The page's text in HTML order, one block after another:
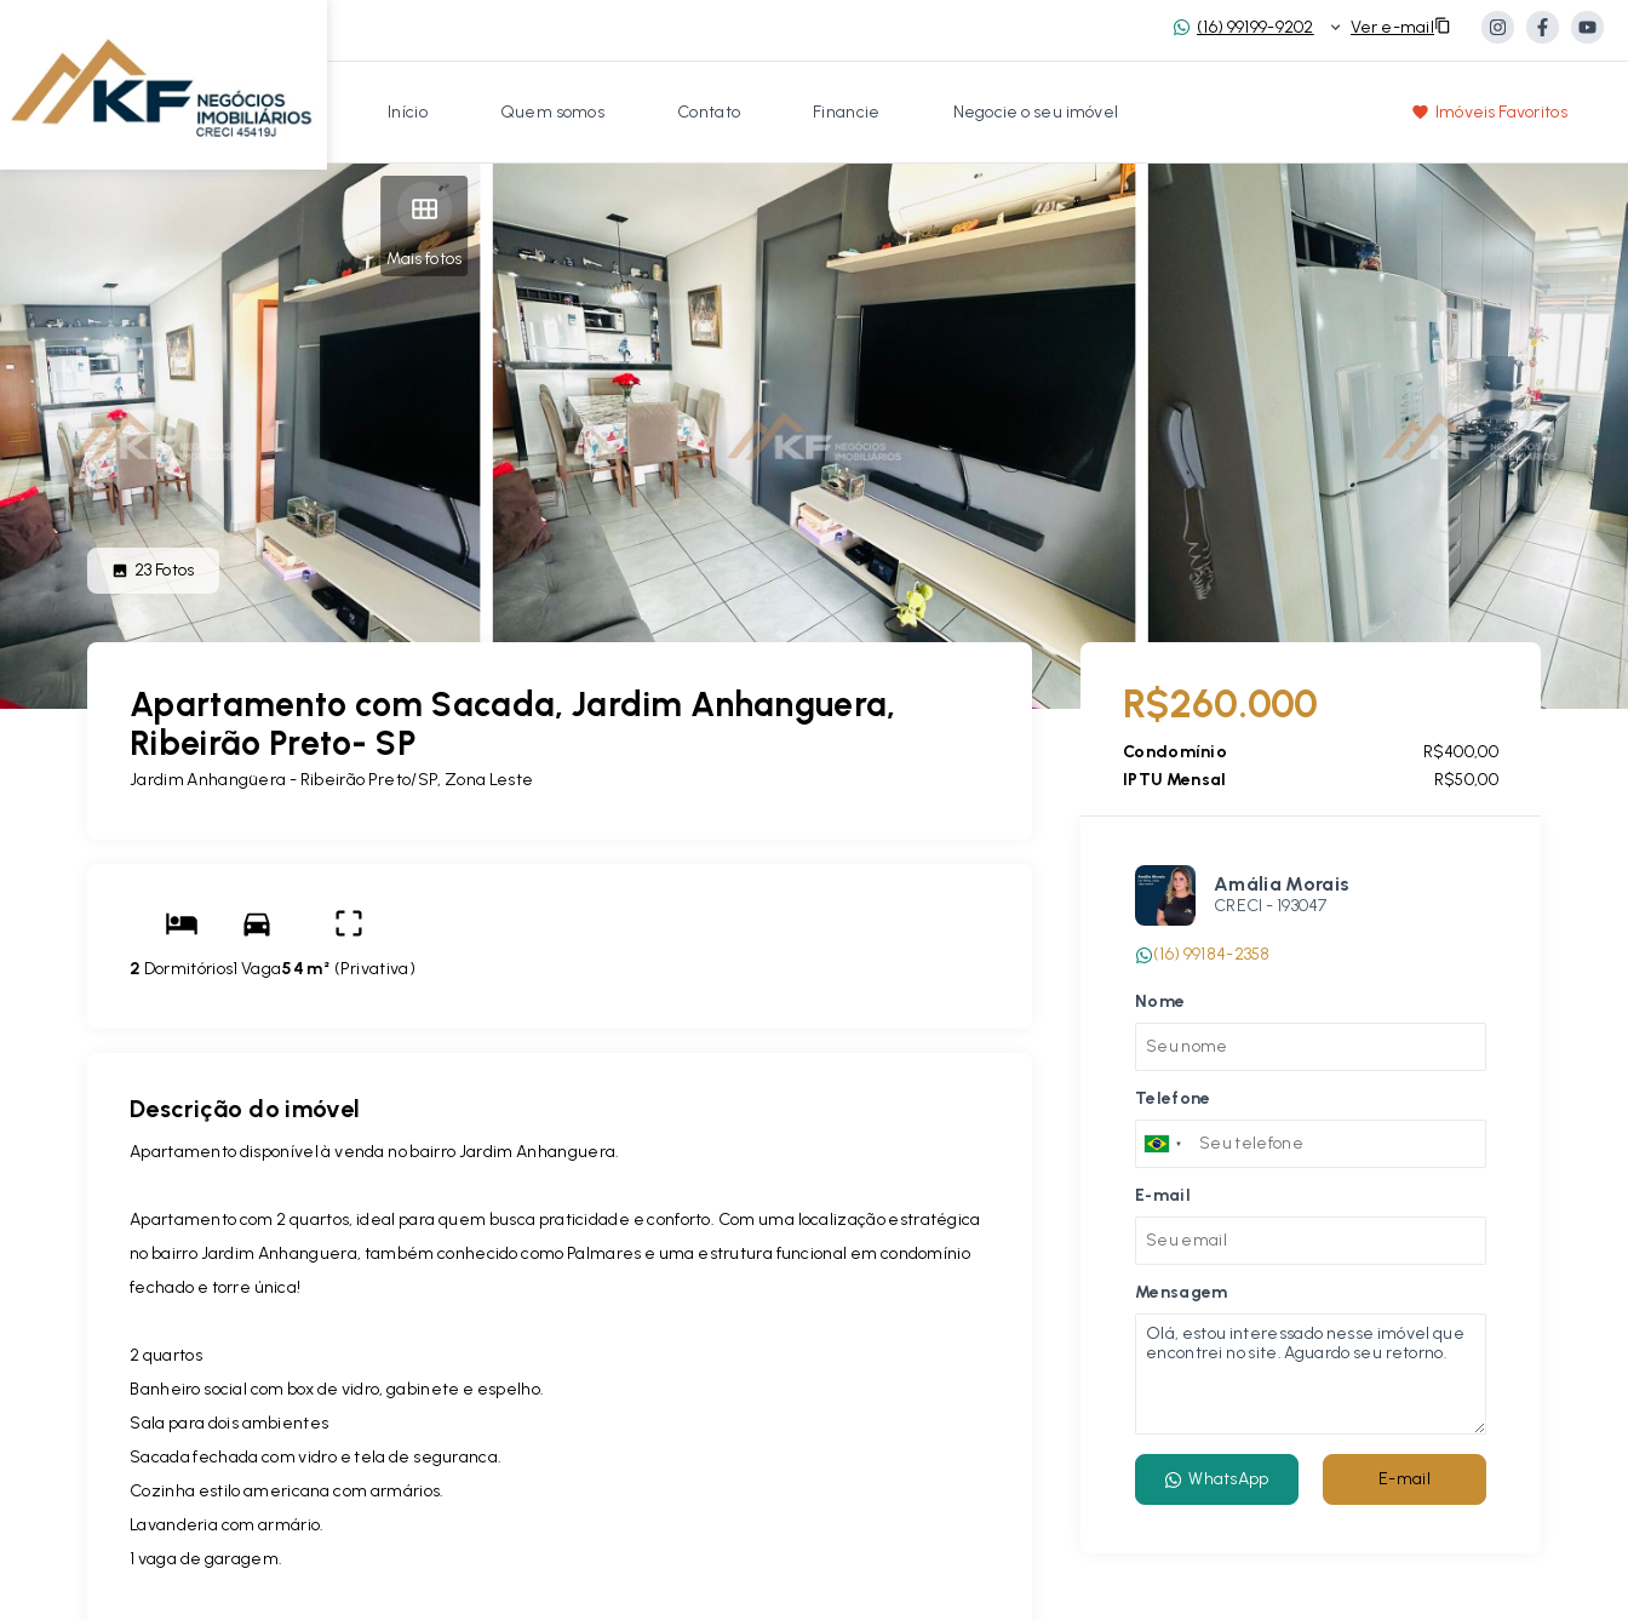
(16) 99199-9202 Ver e-mail
Início Quem somos Contato Financie Negocie o seu imóvel Imóveis Favoritos
Mais fotos
23 Fotos
Apartamento com Sacada, Jardim Anhanguera,
Ribeirão Preto- SP
Jardim Anhangüera - Ribeirão Preto/SP, Zona Leste
2 Dormitórios1 Vaga54 m² (Privativa)
Descrição do imóvel
Apartamento disponível à venda no bairro Jardim Anhanguera.
Apartamento com 2 quartos, ideal para quem busca praticidade e conforto. Com uma localização estratégica
no bairro Jardim Anhanguera, também conhecido como Palmares e uma estrutura funcional em condomínio
fechado e torre única!
2 quartos
⁠Banheiro social com box de vidro, gabinete e espelho.
⁠Sala para dois ambientes
Sacada fechada com vidro e tela de seguranca.
Cozinha estilo americana com armários.
Lavanderia com armário.
1 vaga de garagem.
R$260.000
Condomínio
R$400,00
IPTU Mensal
R$50,00
Amália Morais
CRECI - 193047
(16) 99184-2358
Nome
Telefone
E-mail
Mensagem
WhatsApp E-mail